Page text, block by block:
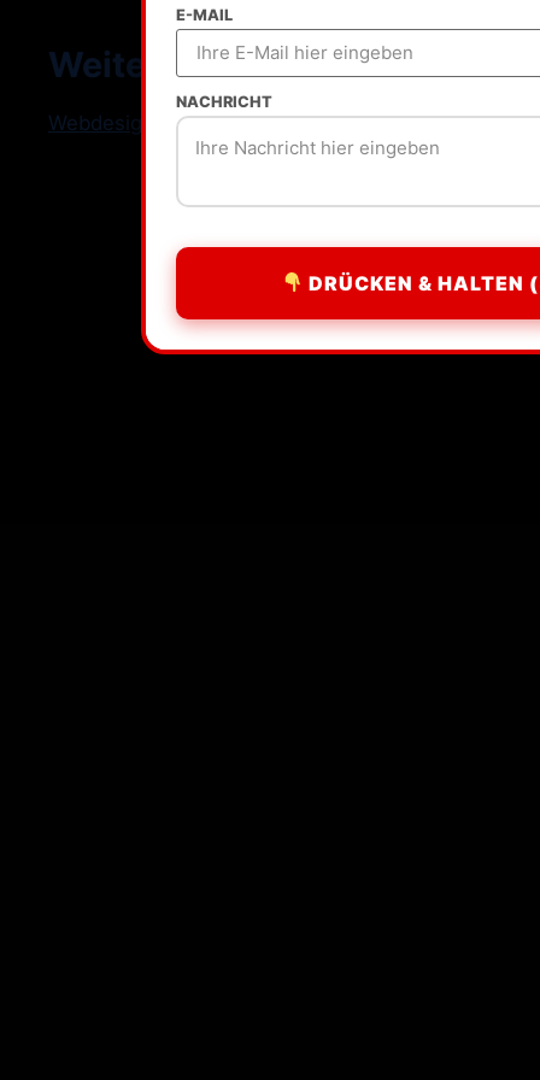
E-MAIL
NACHRICHT
DRÜCKEN & HALTEN
Weitere Standorte
Webdesign Freelancer Deutschland
All rights reserved